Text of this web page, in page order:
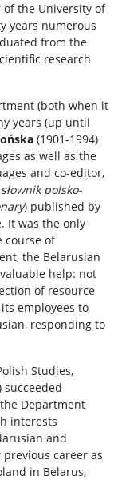
of the University of
years numerous
from the
research
(both when it
years (up until
(1901-1994)
as well as the
and co-editor,
polsko-
) published by
It was the only
course of
the Belarusian
help: not
of resource
employees to
responding to
Studies,
succeeded
Department
interests
and
career as
in Belarus,